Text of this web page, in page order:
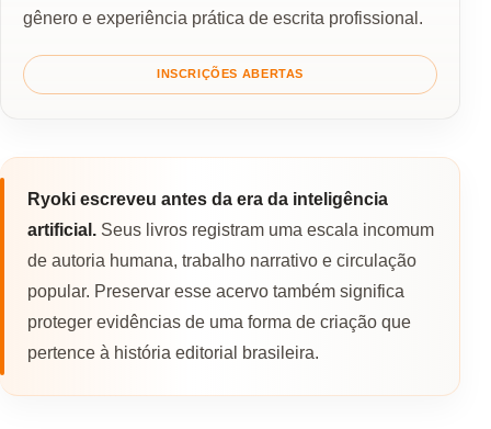
gênero e experiência prática de escrita profissional.
INSCRIÇÕES ABERTAS
Ryoki escreveu antes da era da inteligência
artificial. Seus livros registram uma escala incomum
de autoria humana, trabalho narrativo e circulação
popular. Preservar esse acervo também significa
proteger evidências de uma forma de criação que
pertence à história editorial brasileira.